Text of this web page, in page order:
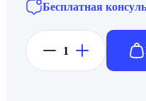
Бесплатная